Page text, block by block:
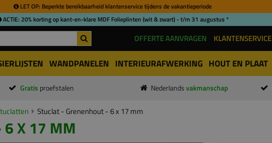
LET OP: Beperkte bereikbaarheid klantenservice tijdens de vakantieperiode
ACTIE: 20% korting op kant-en-klare MDF Folieplinten (wit & zwart) - t/m 31 augustus *
OFFERTE AANVRAGEN KLANTENSERVICE
WANDPANELEN INTERIEURAFWERKING HOUT EN PLAAT
Gratis proefstalen Nederlands vakmanschap
Stuclat - Grenenhout - 6 x 17 mm
6 X 17 MM